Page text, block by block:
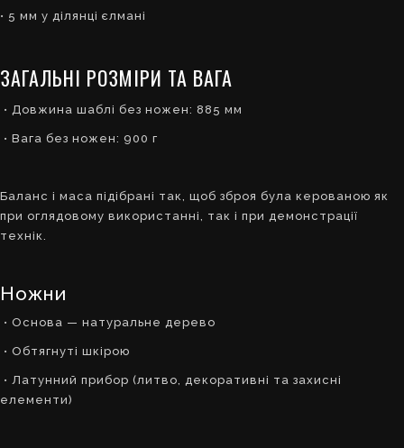
• 5 мм у ділянці єлмані
ЗАГАЛЬНІ РОЗМІРИ ТА ВАГА
• Довжина шаблі без ножен: 885 мм
• Вага без ножен: 900 г
Баланс і маса підібрані так, щоб зброя була керованою як
при оглядовому використанні, так і при демонстрації
технік.
Ножни
• Основа — натуральне дерево
• Обтягнуті шкірою
• Латунний прибор (литво, декоративні та захисні
елементи)